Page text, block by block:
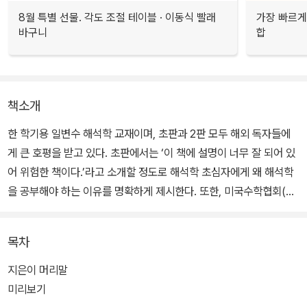
8월 특별 선물. 각도 조절 테이블 · 이동식 빨래
바구니
가장 빠르
합
책소개
한 학기용 일변수 해석학 교재이며, 초판과 2판 모두 해외 독자들에
게 큰 호평을 받고 있다. 초판에서는 ‘이 책에 설명이 너무 잘 되어 있
어 위험한 책이다.’라고 소개할 정도로 해석학 초심자에게 왜 해석학
을 공부해야 하는 이유를 명확하게 제시한다. 또한, 미국수학협회(M
여러분은 이 책을 통해 해석학은 단지 미분적분학을 정교하게 고친
학문이 아님을 알 수 있을 것이다. 미분적분학에서 배운 증명이 왜 엄
목차
지은이 머리말
미리보기